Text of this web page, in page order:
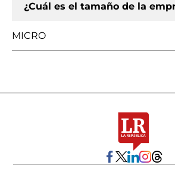
¿Cuál es el tamaño de la
MICRO